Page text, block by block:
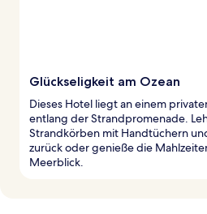
Glückseligkeit am Ozean
Dieses Hotel liegt an einem
entlang der Strandpromenade.
Strandkörben mit Handtüchern
zurück oder genieße die
Meerblick.